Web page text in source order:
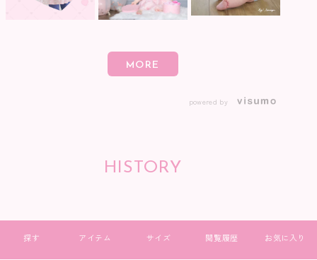
powered by
HISTORY